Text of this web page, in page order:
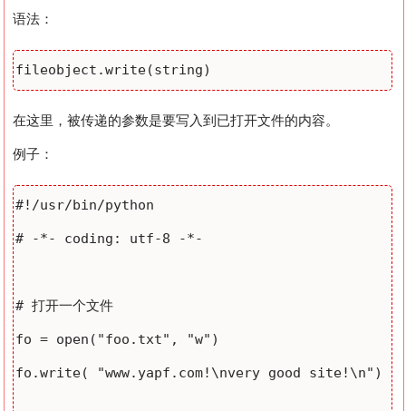
语法：
在这里，被传递的参数是要写入到已打开文件的内容。
例子：
#!/usr/bin/python
# -*- coding: utf-8 -*-
# 打开一个文件
fo = open("foo.txt", "w")
fo.write( "www.yapf.com!\nvery good site!\n")